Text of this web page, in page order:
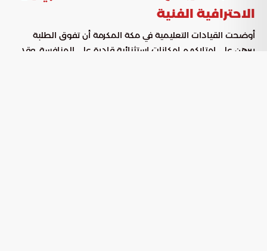
الاحترافية الفنية
أوضحت القيادات التعليمية في مكة المكرمة أن تفوق الطلبة
يبرهن على امتلاكهم إمكانات استثنائية قادرة على المنافسة. وقد